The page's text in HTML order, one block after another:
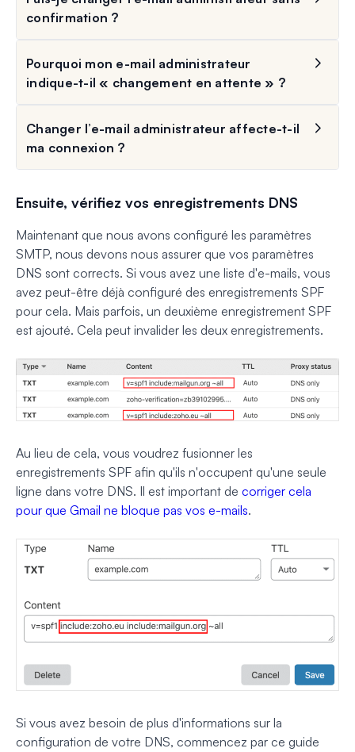
confirmation ?
Pourquoi mon e-mail administrateur
indique-t-il « changement en attente » ?
Changer l’e-mail administrateur affecte-t-il
ma connexion ?
Ensuite, vérifiez vos enregistrements DNS
Maintenant que nous avons configuré les paramètres
SMTP, nous devons nous assurer que vos paramètres
DNS sont corrects. Si vous avez une liste d'e-mails, vous
avez peut-être déjà configuré des enregistrements SPF
pour cela. Mais parfois, un deuxième enregistrement SPF
est ajouté. Cela peut invalider les deux enregistrements.
Au lieu de cela, vous voudrez fusionner les
enregistrements SPF afin qu'ils n'occupent qu'une seule
ligne dans votre DNS. Il est important de corriger cela
pour que Gmail ne bloque pas vos e-mails.
Si vous avez besoin de plus d'informations sur la
configuration de votre DNS, commencez par ce guide